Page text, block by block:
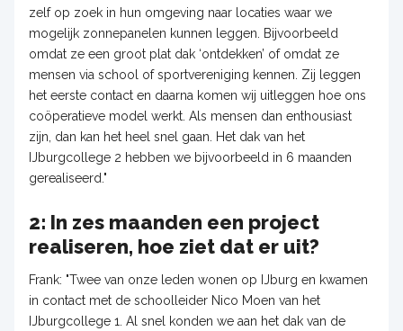
zelf op zoek in hun omgeving naar locaties waar we
mogelijk zonnepanelen kunnen leggen. Bijvoorbeeld
omdat ze een groot plat dak ‘ontdekken’ of omdat ze
mensen via school of sportvereniging kennen. Zij leggen
het eerste contact en daarna komen wij uitleggen hoe ons
coöperatieve model werkt. Als mensen dan enthousiast
zijn, dan kan het heel snel gaan. Het dak van het
IJburgcollege 2 hebben we bijvoorbeeld in 6 maanden
gerealiseerd."
2: In zes maanden een project
realiseren, hoe ziet dat er uit?
Frank: "Twee van onze leden wonen op IJburg en kwamen
in contact met de schoolleider Nico Moen van het
IJburgcollege 1. Al snel konden we aan het dak van de